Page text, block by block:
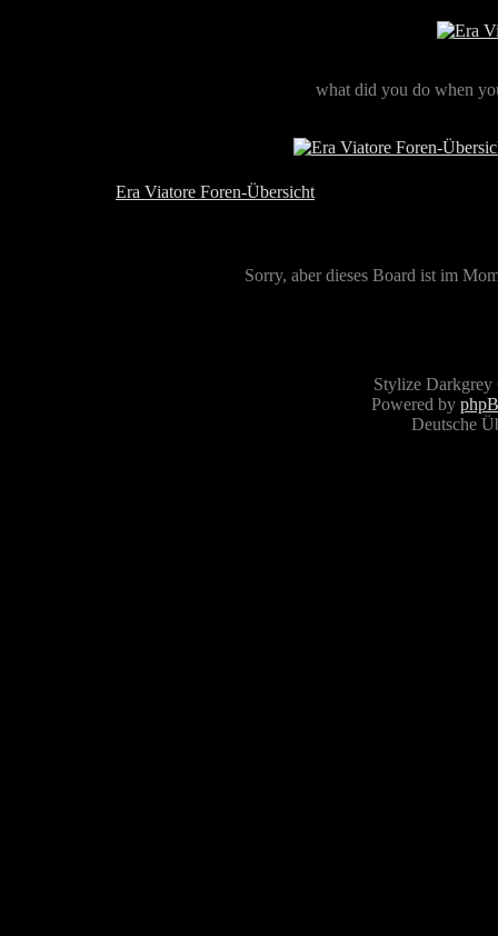
what did you do when
Era Viatore Foren-Übersicht
Sorry, aber dieses Board ist im
Stylize
Powered by
Deutsche